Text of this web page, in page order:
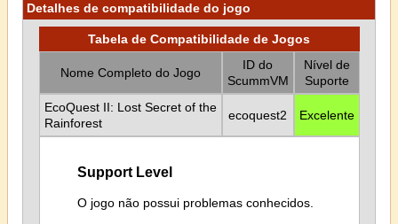
Detalhes de compatibilidade do jogo
Tabela de Compatibilidade de Jogos
Nome Completo do Jogo
ID do
ScummVM
Nível de
Suporte
EcoQuest II: Lost Secret of the
Rainforest
ecoquest2 Excelente
Support Level
O jogo não possui problemas conhecidos.